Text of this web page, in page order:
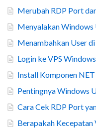
Merubah RDP Port
Menyalakan
Menambahkan User
Login ke VPS
Install Komponen
Pentingnya Windows
Cara Cek RDP Port
Berapakah Kecepatan